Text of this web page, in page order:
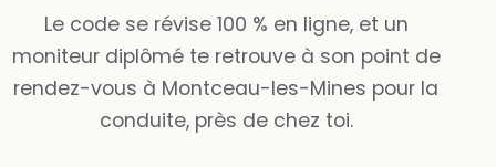
Oui, la voie est libre
Le code se révise 100 % en ligne, et un
moniteur diplômé te retrouve à son point de
rendez-vous à Montceau-les-Mines pour la
conduite, près de chez toi.